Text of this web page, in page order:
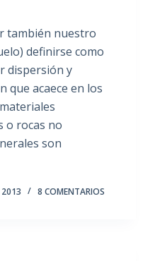
también nuestro
definirse como
dispersión y
que acaece en los
o rocas no
son
2013 8 COMENTARIOS